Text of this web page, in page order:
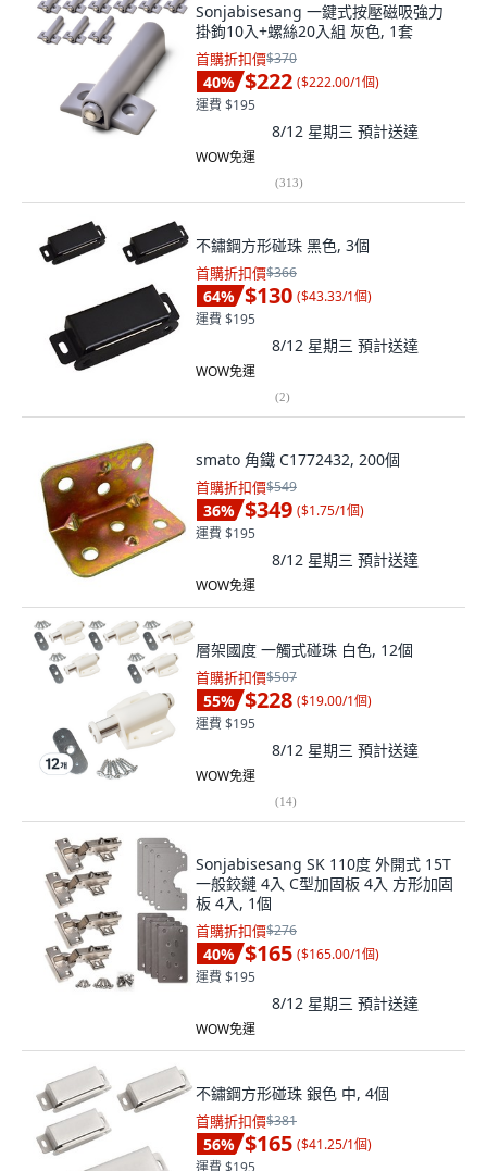
Sonjabisesang 一鍵式按壓磁吸強力
掛鉤10入+螺絲20入組 灰色, 1套
首購折扣價$370
40% $222 ($222.00/1個)
運費 $195
8/12 星期三 預計送達
WOW免運
(313)
不鏽鋼方形碰珠 黑色, 3個
首購折扣價$366
64% $130 ($43.33/1個)
運費 $195
8/12 星期三 預計送達
WOW免運
(2)
smato 角鐵 C1772432, 200個
首購折扣價$549
36% $349 ($1.75/1個)
運費 $195
8/12 星期三 預計送達
WOW免運
層架國度 一觸式碰珠 白色, 12個
首購折扣價$507
55% $228 ($19.00/1個)
運費 $195
8/12 星期三 預計送達
WOW免運
(14)
Sonjabisesang SK 110度 外開式 15T
一般鉸鏈 4入 C型加固板 4入 方形加固
板 4入, 1個
首購折扣價$276
40% $165 ($165.00/1個)
運費 $195
8/12 星期三 預計送達
WOW免運
不鏽鋼方形碰珠 銀色 中, 4個
首購折扣價$381
56% $165 ($41.25/1個)
運費 $195